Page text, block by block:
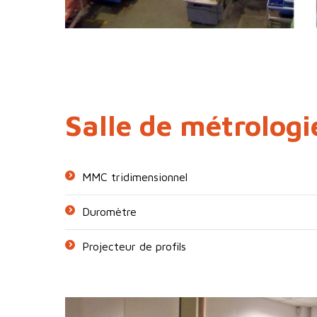
Salle de
MMC tridimensionnel
Duromètre
Projecteur de profils